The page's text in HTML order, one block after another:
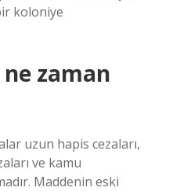
koloniye
ne zaman
uzun hapis cezaları,
ve kamu
Maddenin eski